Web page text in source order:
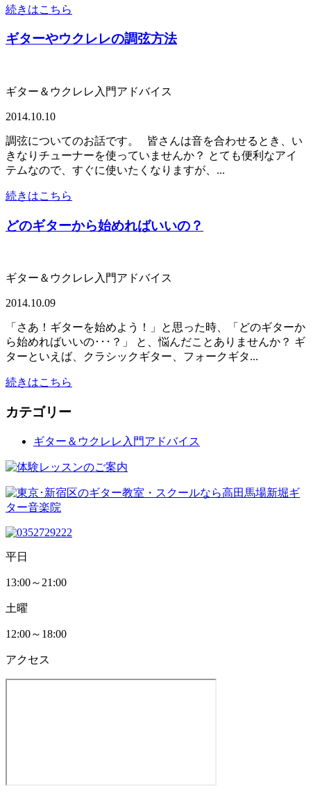
続きはこちら
ギターやウクレレの調弦方法
ギター＆ウクレレ入門アドバイス
2014.10.10
調弦についてのお話です。 皆さんは音を合わせるとき、い
きなりチューナーを使っていませんか？ とても便利なアイ
テムなので、すぐに使いたくなりますが、...
続きはこちら
どのギターから始めればいいの？
ギター＆ウクレレ入門アドバイス
2014.10.09
「さあ！ギターを始めよう！」と思った時、「どのギターか
ら始めればいいの･･･？」 と、悩んだことありませんか？ ギ
ターといえば、クラシックギター、フォークギタ...
続きはこちら
カテゴリー
ギター＆ウクレレ入門アドバイス
平日
13:00～21:00
土曜
12:00～18:00
アクセス